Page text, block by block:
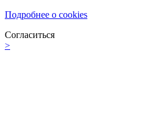
Подробнее о cookies
Согласиться
>